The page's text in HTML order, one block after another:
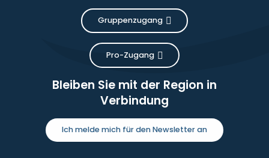
Gruppenzugang
Pro-Zugang
Bleiben Sie mit der Region in
Verbindung
Ich melde mich für den Newsletter an